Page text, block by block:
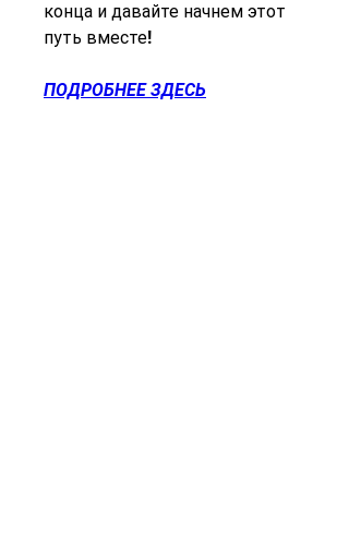
конца и давайте начнем этот
путь вместе!
ПОДРОБНЕЕ ЗДЕСЬ